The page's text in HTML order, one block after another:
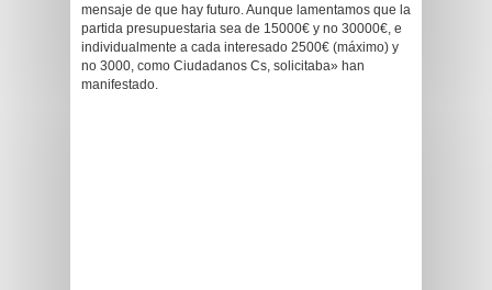
mensaje de que hay futuro. Aunque lamentamos que la
partida presupuestaria sea de 15000€ y no 30000€, e
individualmente a cada interesado 2500€ (máximo) y
no 3000, como Ciudadanos Cs, solicitaba» han
manifestado.